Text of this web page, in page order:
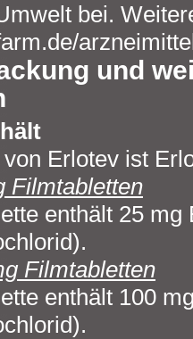
bei.
und
Erlotev ist
Filmtabletten
enthält 25 mg
Filmtabletten
enthält 100